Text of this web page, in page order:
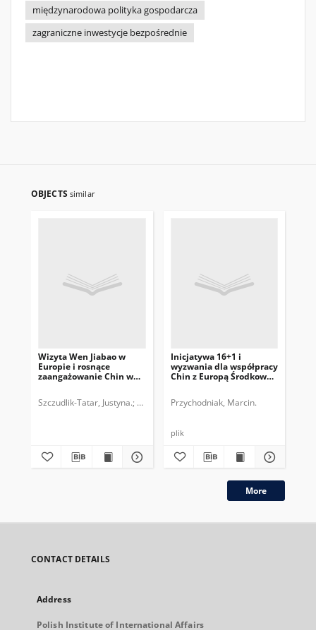
międzynarodowa polityka gospodarcza
zagraniczne inwestycje bezpośrednie
OBJECTS similar
Wizyta Wen Jiabao w
Europie i rosnące
zaangażowanie Chin w
Szczudlik-Tatar, Justyna. Polski Instytut Spraw Międzynarodowych.
Inicjatywa 16+1 i
wyzwania dla współpracy
Chin z Europą Środkowo-
Przychodniak, Marcin.
plik
More
CONTACT DETAILS
Address
Polish Institute of International Affairs